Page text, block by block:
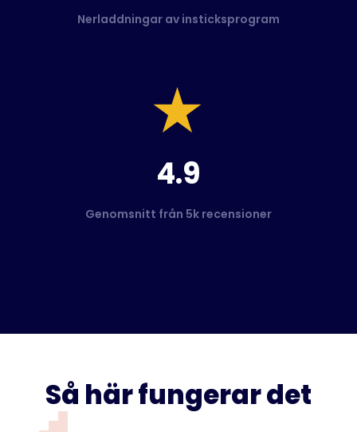
Nerladdningar av insticksprogram
4.9
Genomsnitt från 5k recensioner
Så här fungerar det